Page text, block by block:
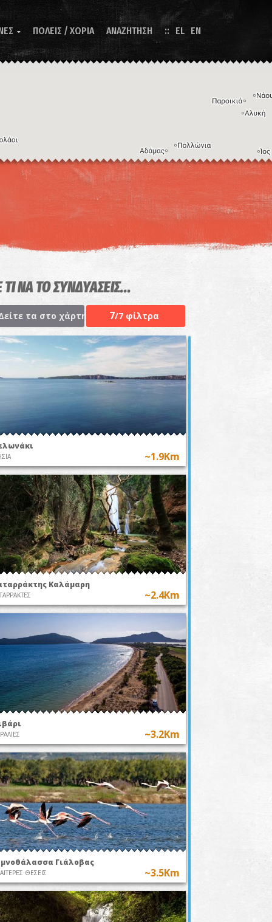
 ΠΟΛΕΙΣ / ΧΩΡΙΑ ΑΝΑΖΗΤΗΣΗ EL EN
πληκτρολογίου Η εικόνα ενδέχεται να υπόκειται σε πνευματικά δικαιώματα
ΝΑ ΤΟ ΣΥΝΔΥΑΣΕΙΣ...
τα στο χάρτη 7/7 φίλτρα
~1.9Km
Καλάμαρη
~2.4Km
~3.2Km
Γιάλοβας
ΘΕΣΕΙΣ ~3.5Km